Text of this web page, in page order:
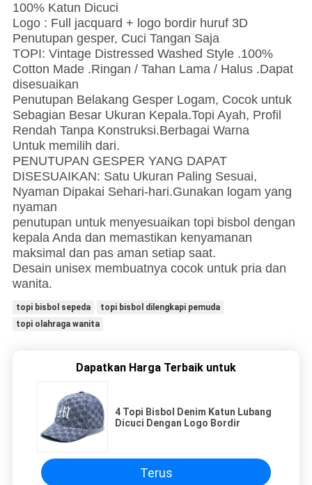
100% Katun Dicuci
Logo : Full jacquard + logo bordir huruf 3D
Penutupan gesper, Cuci Tangan Saja
TOPI: Vintage Distressed Washed Style .100%
Cotton Made .Ringan / Tahan Lama / Halus .Dapat
disesuaikan
Penutupan Belakang Gesper Logam, Cocok untuk
Sebagian Besar Ukuran Kepala.Topi Ayah, Profil
Rendah Tanpa Konstruksi.Berbagai Warna
Untuk memilih dari.
PENUTUPAN GESPER YANG DAPAT
DISESUAIKAN: Satu Ukuran Paling Sesuai,
Nyaman Dipakai Sehari-hari.Gunakan logam yang
nyaman
penutupan untuk menyesuaikan topi bisbol dengan
kepala Anda dan memastikan kenyamanan
maksimal dan pas aman setiap saat.
Desain unisex membuatnya cocok untuk pria dan
wanita.
topi bisbol sepeda
topi bisbol dilengkapi pemuda
topi olahraga wanita
Dapatkan Harga Terbaik untuk
4 Topi Bisbol Denim Katun Lubang
Dicuci Dengan Logo Bordir
Terus